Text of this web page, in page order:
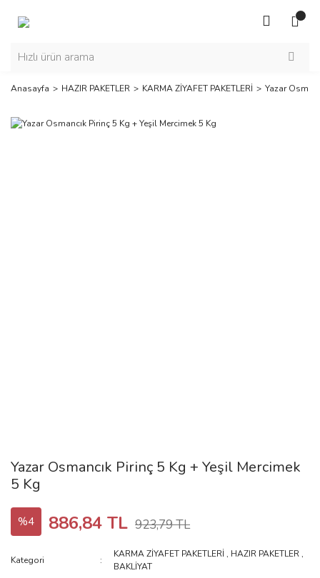
Anasayfa HAZIR PAKETLER KARMA ZİYAFET PAKETLERİ Yazar
Yazar Osmancık Pirinç 5 Kg + Yeşil Mercimek
5 Kg
%4 886,84 TL 923,79 TL
Kategori
KARMA ZİYAFET PAKETLERİ , HAZIR PAKETLER ,
BAKLİYAT